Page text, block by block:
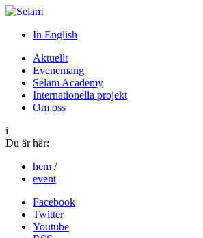
In English
Aktuellt
Evenemang
Selam Academy
Internationella projekt
Om oss
i
Du är här:
hem /
event
Facebook
Twitter
Youtube